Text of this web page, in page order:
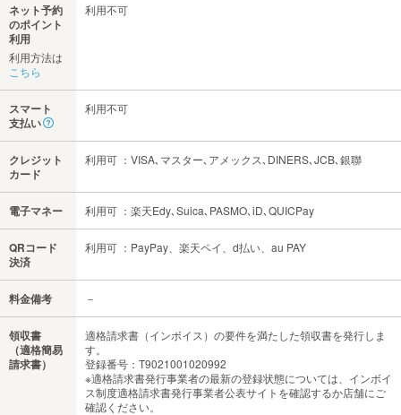
ネット予約
のポイント
利用
利用方法は
こちら
利用不可
スマート
支払い
利用不可
クレジット
カード
利用可 ：VISA､マスター､アメックス､DINERS､JCB､銀聯
電子マネー 利用可 ：楽天Edy､Suica､PASMO､iD､QUICPay
QRコード
決済
利用可 ：PayPay、楽天ペイ、d払い、au PAY
料金備考 －
領収書
（適格簡易
請求書）
適格請求書（インボイス）の要件を満たした領収書を発行しま
す。
登録番号：T9021001020992
※適格請求書発行事業者の最新の登録状態については、インボイ
ス制度適格請求書発行事業者公表サイトを確認するか店舗にご
確認ください。